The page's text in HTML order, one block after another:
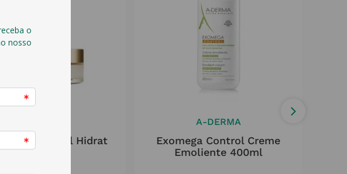
Creme Facial Hidrat
50ml
A-DERMA
Exomega Control Creme
Emoliente 400ml